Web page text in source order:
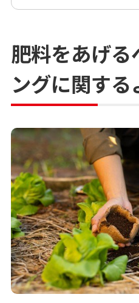
肥料をあげる
ングに関す